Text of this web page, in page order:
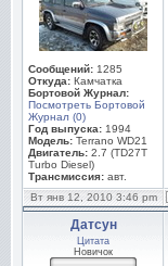
Сообщений: 1285
Откуда: Камчатка
Бортовой Журнал:
Посмотреть Бортовой
Журнал (0)
Год выпуска: 1994
Модель: Terrano WD21
Двигатель: 2.7 (TD27T
Turbo Diesel)
Трансмиссия: авт.
Вт янв 12, 2010 3:46 pm
Датсун
Цитата
Новичок